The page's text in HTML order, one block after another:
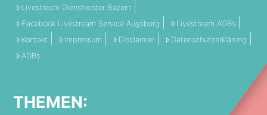
Livestream Dienstleister Bayern
Facebook Livestream Service Augsburg
Livestream AGBs
Kontakt
Impressum Disclaimer
Datenschutzerklärung
AGBs
THEMEN: